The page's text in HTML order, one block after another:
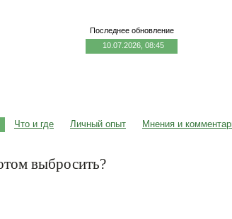
Последнее обновление
10.07.2026, 08:45
Что и где Личный опыт Мнения и
выбросить?